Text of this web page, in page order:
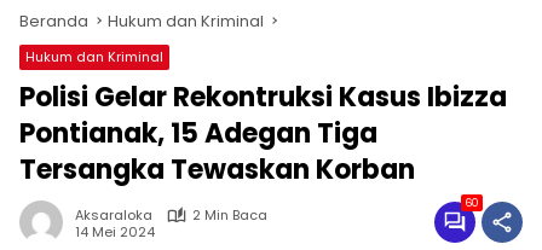
Beranda Hukum dan Kriminal
Hukum dan Kriminal
Polisi Gelar Rekontruksi Kasus Ibizza
Pontianak, 15 Adegan Tiga
Tersangka Tewaskan Korban
Aksaraloka
2 Min Baca
14 Mei 2024
60